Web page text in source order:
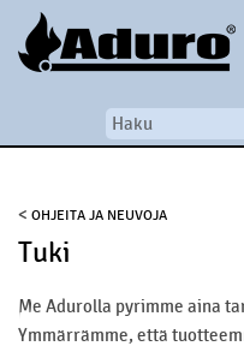
< OHJEITA JA NEUVOJA
Tuki
Me Adurolla pyrimme aina
Ymmärrämme, että